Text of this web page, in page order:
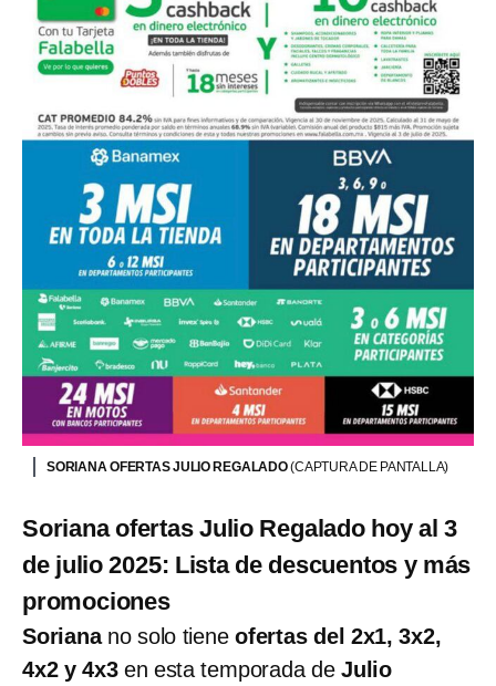
SORIANA OFERTAS JULIO REGALADO(CAPTURA DE PANTALLA)
Soriana ofertas Julio Regalado hoy al 3
de julio 2025: Lista de descuentos y más
promociones
Sorianano solo tieneofertas del 2x1, 3x2,
4x2 y 4x3en esta temporada deJulio